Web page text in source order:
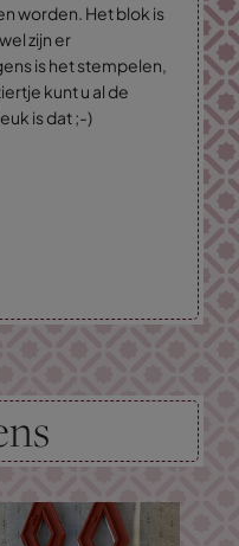
worden. Het blok is
zijn er
is het stempelen,
kunt u al de
is dat ;-)